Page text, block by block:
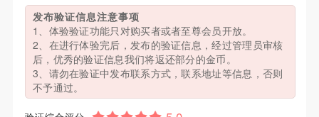
发布验证信息注意事项
1、体验验证功能只对购买者或者至尊会员开放。
2、在进行体验完后，发布的验证信息，经过管理员审核
后，优秀的验证信息我们将返还部分的金币。
3、请勿在验证中发布联系方式，联系地址等信息，否则
不予通过。